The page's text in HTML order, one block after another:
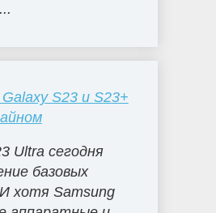
S23 и S23+
Ultra сегодня
базовых
хотя Samsung